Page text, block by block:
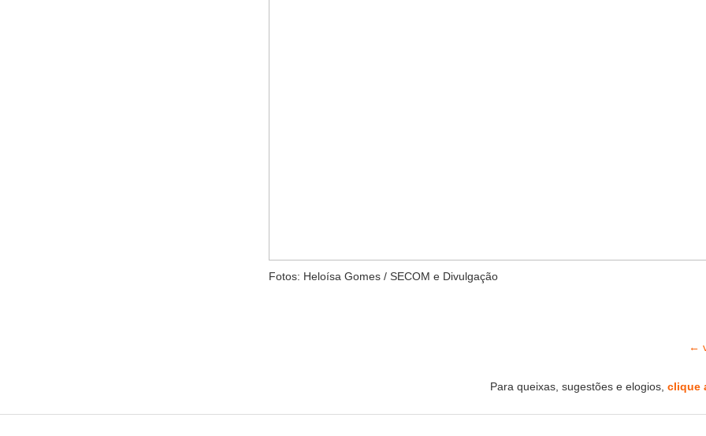
Fotos: Heloísa Gomes / SECOM e Divulgação
←
Para queixas, sugestões e elogios, clique